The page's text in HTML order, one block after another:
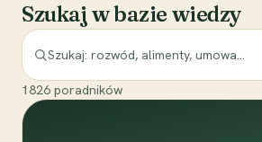
Szukaj w bazie wiedzy
1826 poradników